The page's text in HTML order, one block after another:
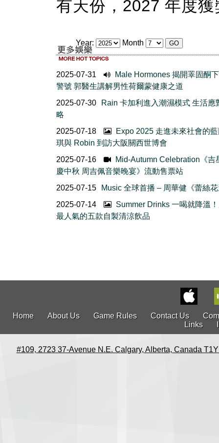
有天份，2027 年度
Year: Month
2025-07-31
Male Hormones 揭開睪固酮
警號 郭醫生講解男性荷爾蒙健康之道
2025-07-30
Rain 卡加利進入潮濕模式 生活應
略
2025-07-18
Expo 2025 走進未來社會的
琪與 Robin 到訪大阪關西世博會
2025-07-16
Mid-Autumn Celebration《吉
慶中秋 周吉佩音樂晚宴》流動售票站
2025-07-15
Music 全球首播 – 周華健《蕾絲
2025-07-14
Summer Drinks 一喝就降溫
最人氣的五款自製清涼飲品
Home About Us Game Rules Contact Us
Links
#109, 2723 37-Avenue N.E. Calgary, Alberta, Canada